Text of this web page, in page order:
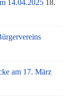
14.04.2025 18.
am 17. März